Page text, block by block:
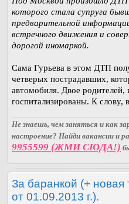
которого стала супруга
предварительной
встречного движения и
дорогой иномаркой.
Сама Гурьева в этом ДТП
четверых пострадавших,
автомобиля. Двое родителей,
госпитализированы. К слову,
Не знаешь, чем заняться и как
настроение? Найди вакансии и
9955599 (ЖМИ СЮДА!)
За баранкой (+
от 01.09.2013 г.).